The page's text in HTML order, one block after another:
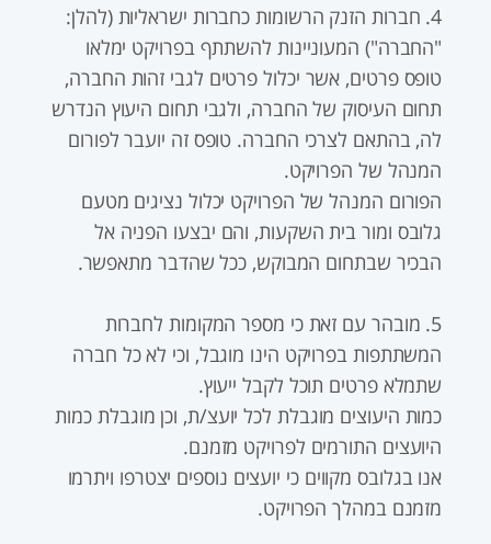
4. חברות הזנק הרשומות כחברות ישראליות (להלן:
"החברה") המעוניינות להשתתף בפרויקט ימלאו
טופס פרטים, אשר יכלול פרטים לגבי זהות החברה,
תחום העיסוק של החברה, ולגבי תחום היעוץ הנדרש
לה, בהתאם לצרכי החברה. טופס זה יועבר לפורום
המנהל של הפרויקט.
הפורום המנהל של הפרויקט יכלול נציגים מטעם
גלובס ומור בית השקעות, והם יבצעו הפניה אל
הבכיר שבתחום המבוקש, ככל שהדבר מתאפשר.
5. מובהר עם זאת כי מספר המקומות לחברות
המשתתפות בפרויקט הינו מוגבל, וכי לא כל חברה
שתמלא פרטים תוכל לקבל ייעוץ.
כמות היעוצים מוגבלת לכל יועצ/ת, וכן מוגבלת כמות
היועצים התורמים לפרויקט מזמנם.
אנו בגלובס מקווים כי יועצים נוספים יצטרפו ויתרמו
מזמנם במהלך הפרויקט.